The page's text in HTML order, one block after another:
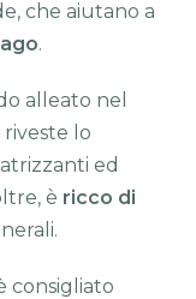
che aiutano a
.
alleato nel
lo
ed
è ricco di
consigliato